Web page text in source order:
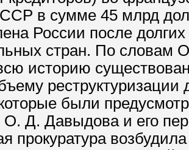
в сумме 45 млрд
России после
стран. По словам
историю
реструктуризации
были
Д. Давыдова и его
прокуратура